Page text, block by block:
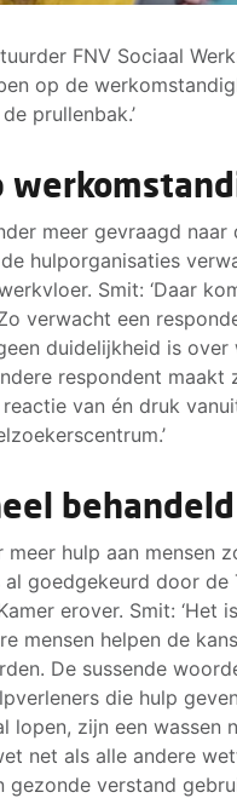
FNV Sociaal
op de
prullenbak.’
meer gevraagd
hulporganisaties
Smit: ‘Daar
verwacht een
duidelijkheid is
respondent
van én druk
behandeld
hulp aan mensen
goedgekeurd door de
erover. Smit: ‘Het
mensen helpen de
De sussende
die hulp
lopen, zijn een wassen
net als alle andere
gezonde verstand